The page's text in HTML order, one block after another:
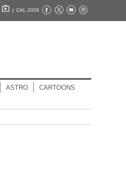
| CAL 2026
ASTRO CARTOONS